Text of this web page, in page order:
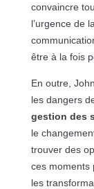
convaincre
l’urgence de
être à la fois
En outre,
les dangers
gestion des
le
trouver des
ces moments
les